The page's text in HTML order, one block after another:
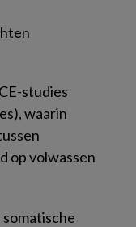
studies
waarin
op volwassen